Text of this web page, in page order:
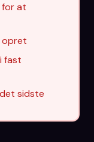
for at
opret
fast
sidste